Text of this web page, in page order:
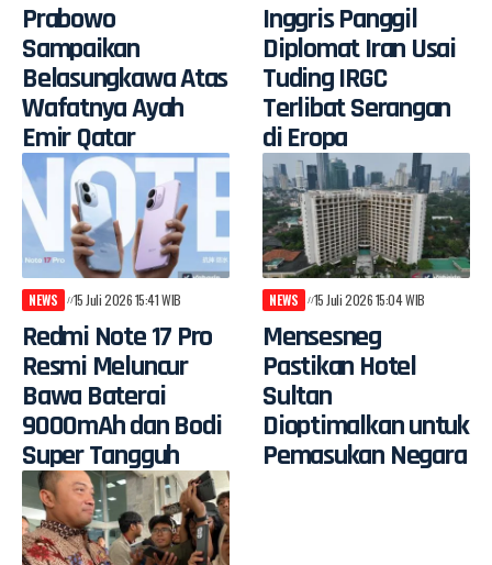
Prabowo
Sampaikan
Belasungkawa Atas
Wafatnya Ayah
Emir Qatar
Inggris Panggil
Diplomat Iran Usai
Tuding IRGC
Terlibat Serangan
di Eropa
NEWS 15 Juli 2026 15:41 WIB
Redmi Note 17 Pro
Resmi Meluncur
Bawa Baterai
9000mAh dan Bodi
Super Tangguh
NEWS 15 Juli 2026 15:04 WIB
Mensesneg
Pastikan Hotel
Sultan
Dioptimalkan untuk
Pemasukan Negara